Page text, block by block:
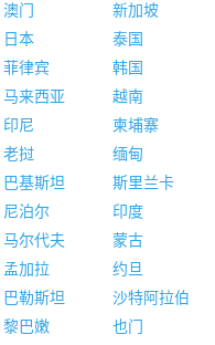
澳门
新加坡
日本
泰国
菲律宾
韩国
马来西亚
越南
印尼
柬埔寨
老挝
缅甸
巴基斯坦
斯里兰卡
尼泊尔
印度
马尔代夫
蒙古
孟加拉
约旦
巴勒斯坦
沙特阿拉伯
黎巴嫩
也门